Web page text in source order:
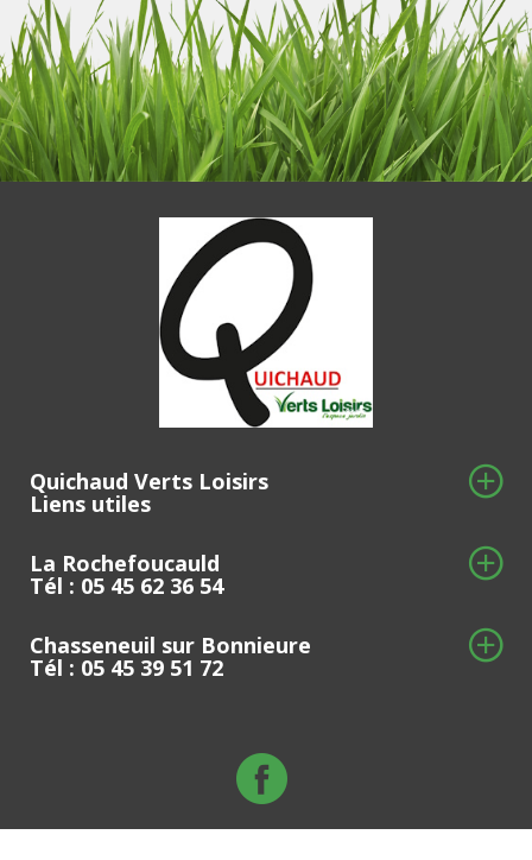
Quichaud Verts Loisirs
Liens utiles
La Rochefoucauld
Tél : 05 45 62 36 54
Chasseneuil sur Bonnieure
Tél : 05 45 39 51 72